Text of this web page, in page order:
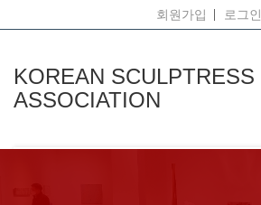
회원가입 로그인
KOREAN SCULPTRESS
ASSOCIATION